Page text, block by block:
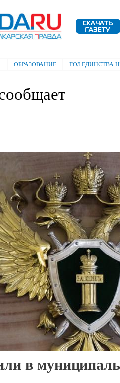
ОБРАЗОВАНИЕ ГОД ЕДИНСТВА
в